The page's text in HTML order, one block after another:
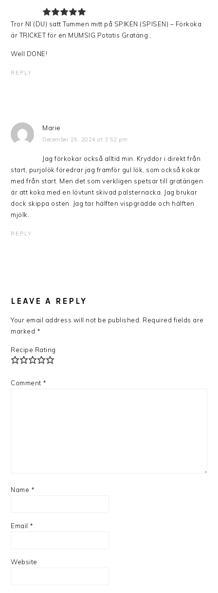
Tror NI (DU) satt Tummen mitt på SPIKEN (SPISEN) – Förkoka
är TRICKET för en MUMSIG Potatis Gratäng ,
Well DONE!
REPLY
Marie
December 25, 2024 at 3:52 pm
Jag förkokar också alltid min. Kryddor i direkt från
start, purjolök föredrar jag framför gul lök, som också kokar
med från start. Men det som verkligen spetsar till gratängen
är att koka med en lövtunt skivad palsternacka. Jag brukar
dock skippa osten. Jag tar hälften vispgrädde och hälften
mjölk.
REPLY
LEAVE A REPLY
Your email address will not be published. Required fields are
marked *
Recipe Rating
Comment *
Name *
Email *
Website